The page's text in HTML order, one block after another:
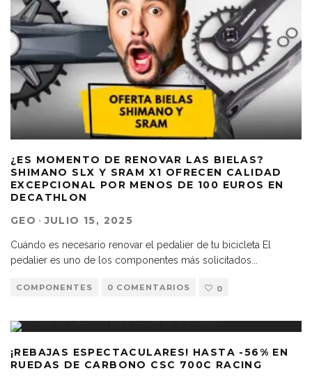
¿ES MOMENTO DE RENOVAR LAS BIELAS?
SHIMANO SLX Y SRAM X1 OFRECEN CALIDAD
EXCEPCIONAL POR MENOS DE 100 EUROS EN
DECATHLON
GEO · JULIO 15, 2025
Cuándo es necesario renovar el pedalier de tu bicicleta El
pedalier es uno de los componentes más solicitados
COMPONENTES 0 COMENTARIOS 0
¡REBAJAS ESPECTACULARES! HASTA -56% EN
RUEDAS DE CARBONO CSC 700C RACING